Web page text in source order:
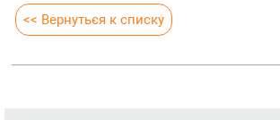
<< Вернуться к списку